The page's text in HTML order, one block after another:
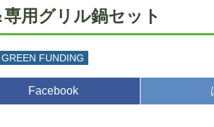
用グリル鍋セット
GREEN FUNDING
Facebook